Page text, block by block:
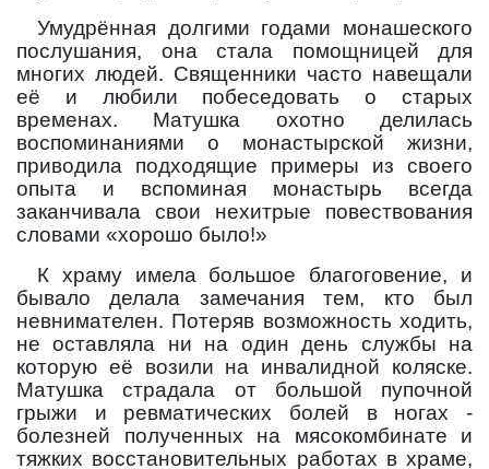
Умудрённая долгими годами монашеского
послушания, она стала помощницей для
многих людей. Священники часто навещали
её и любили побеседовать о старых
временах. Матушка охотно делилась
воспоминаниями о монастырской жизни,
приводила подходящие примеры из своего
опыта и вспоминая монастырь всегда
заканчивала свои нехитрые повествования
словами «хорошо было!»
К храму имела большое благоговение, и
бывало делала замечания тем, кто был
невнимателен. Потеряв возможность ходить,
не оставляла ни на один день службы на
которую её возили на инвалидной коляске.
Матушка страдала от большой пупочной
грыжи и ревматических болей в ногах -
болезней полученных на мясокомбинате и
тяжких восстановительных работах в храме,